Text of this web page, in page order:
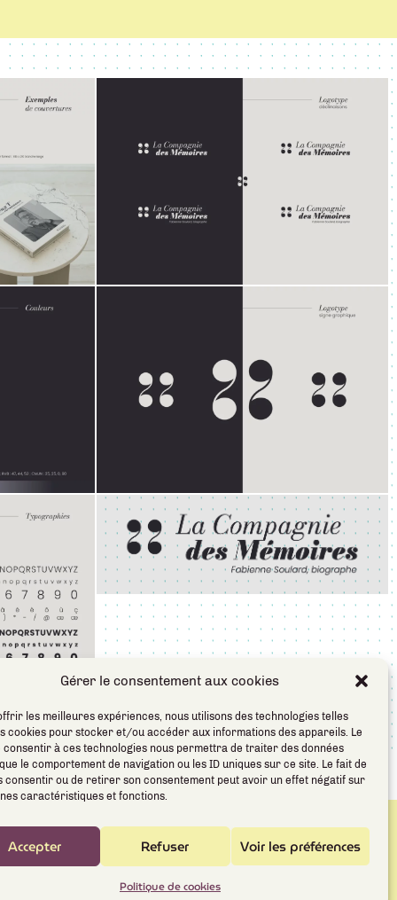
Gérer le consentement aux cookies
les meilleures expériences, nous utilisons des technologies telles
cookies pour stocker et/ou accéder aux informations des appareils. Le
consentir à ces technologies nous permettra de traiter des données
le comportement de navigation ou les ID uniques sur ce site. Le fait de
consentir ou de retirer son consentement peut avoir un effet négatif sur
caractéristiques et fonctions.
Accepter Refuser Voir les préférences
Politique de cookies
SUIVANT
l’identité visuelle de « la maison des femmes 22 »
personnels
A propos
Politique de cookies (UE)